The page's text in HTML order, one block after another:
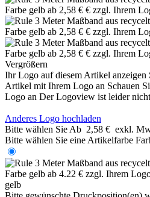
Vergrößern
Ihr Logo auf diesem Artikel anzeigen
Artikel mit Ihrem Logo an Schauen
Logo an Der Logoview ist leider
Anderes Logo hochladen
Bitte wählen Sie Ab 2,58 € exkl.
Bitte wählen Sie eine Artikelfarbe
gelb